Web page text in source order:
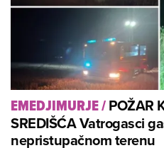
EMEDJIMURJE/POŽAR
SREDIŠĆA Vatrogasci
nepristupačnom terenu